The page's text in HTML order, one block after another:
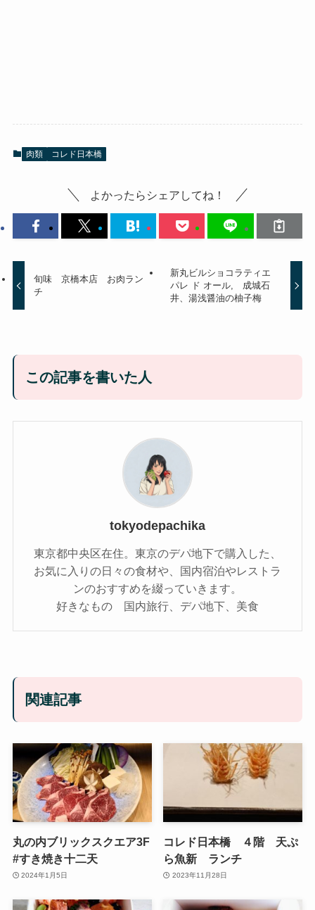
肉類 コレド日本橋
よかったらシェアしてね！
旬味 京橋本店 お肉ラン
チ
新丸ビルショコラティエ
パレ ド オール, 成城石
井、湯浅醤油の柚子梅
この記事を書いた人
tokyodepachika
東京都中央区在住。東京のデパ地下で購入した、
お気に入りの日々の食材や、国内宿泊やレストラ
ンのおすすめを綴っていきます。
好きなもの 国内旅行、デパ地下、美食
関連記事
丸の内ブリックスクエア3F
#すき焼き十二天
2024年1月5日
コレド日本橋 ４階 天ぷ
ら魚新 ランチ
2023年11月28日